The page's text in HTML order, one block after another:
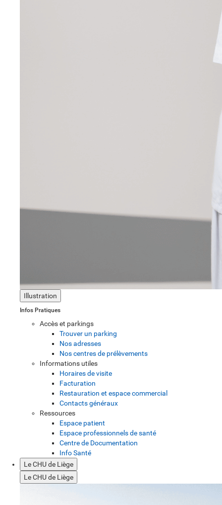
Illustration
Infos Pratiques
Accès et parkings
Trouver un parking
Nos adresses
Nos centres de prélèvements
Informations utiles
Horaires de visite
Facturation
Restauration et espace commercial
Contacts généraux
Ressources
Espace patient
Espace professionnels de santé
Centre de Documentation
Info Santé
Le CHU de Liège
Le CHU de Liège